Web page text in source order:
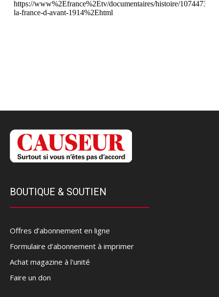
BOUTIQUE & SOUTIEN
Offres d’abonnement en ligne
Formulaire d'abonnement à imprimer
Achat magazine à l'unité
Faire un don